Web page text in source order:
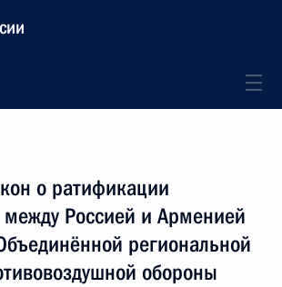
о ратификации
Россией и Арменией
региональной
обороны